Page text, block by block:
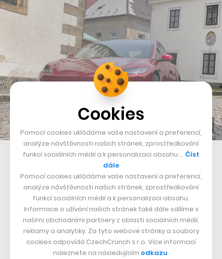
Tesla míří s Performance modelem na milovníky rychlosti
Samozřejmě, že si takovou zábavu nechcete nechat jen
pro sebe, a tak jsem do této odstředivky vhodil
každého, kdo projevil zájem. Dokonce i z úst mé vždy
distingované matky se při akceleraci vydralo„ty vole“
a otec měl plné ruce práce s brýlemi, které se jaly
cestovat z jeho hlavy kamsi do zadní části vozu.
Cookies
Pomocí cookies ukládáme vaše nastavení a preferencí,
analýze návštěvnosti našich stránek, zprostředkování
funkcí sociálních médií a k personalizaci obsahu … Číst
dále
Pomocí cookies ukládáme vaše nastavení a preferencí,
analýze návštěvnosti našich stránek, zprostředkování
funkcí sociálních médií a k personalizaci obsahu.
Informace o užívání našich stránek také dále sdílíme s
našimi obchodními partnery z oblasti sociálních médií,
reklamy a analytiky. Za tyto webové stránky a soubory
cookies odpovídá CzechCrunch s.r.o. Více informací
naleznete na následujícím odkazu.